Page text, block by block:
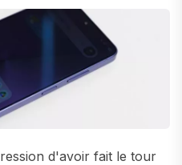
d'avoir fait le tour